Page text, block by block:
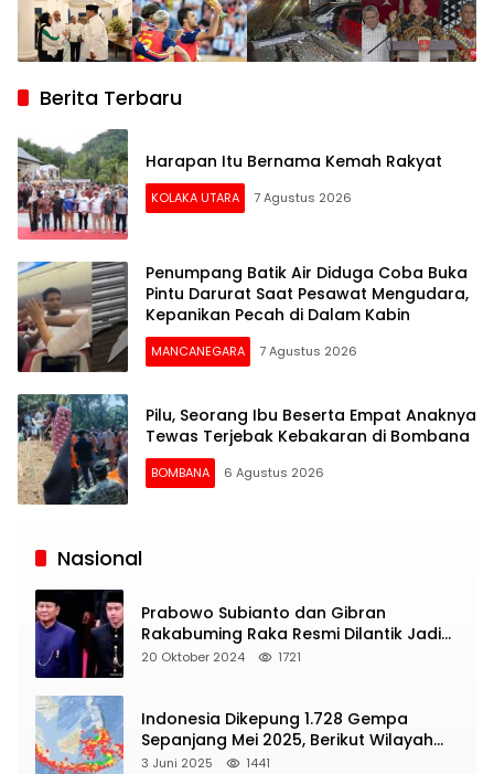
Berita Terbaru
Harapan Itu Bernama Kemah Rakyat
KOLAKA UTARA 7 Agustus 2026
Penumpang Batik Air Diduga Coba Buka
Pintu Darurat Saat Pesawat Mengudara,
Kepanikan Pecah di Dalam Kabin
MANCANEGARA 7 Agustus 2026
Pilu, Seorang Ibu Beserta Empat Anaknya
Tewas Terjebak Kebakaran di Bombana
BOMBANA 6 Agustus 2026
Siaran
Nasional
Prabowo Subianto dan Gibran
Rakabuming Raka Resmi Dilantik Jadi
Presiden dan Wapres RI
20 Oktober 2024 1721
Indonesia Dikepung 1.728 Gempa
Sepanjang Mei 2025, Berikut Wilayah
Yang Intens Diguncang!
3 Juni 2025 1441